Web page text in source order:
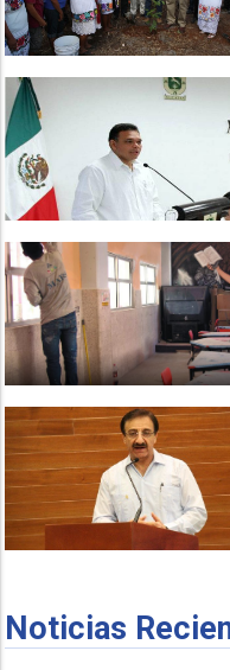
Noticias